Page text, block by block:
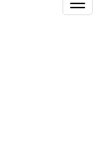
Toggle